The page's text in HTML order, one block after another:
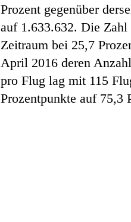
Prozent gegenüber
auf 1.633.632. Die Zahl
Zeitraum bei 25,7
April 2016 deren
pro Flug lag mit 115
Prozentpunkte auf 75,3